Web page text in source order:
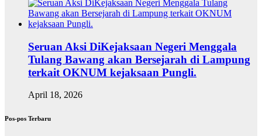
Seruan Aksi DiKejaksaan Negeri Menggala
Tulang Bawang akan Bersejarah di Lampung
terkait OKNUM kejaksaan Pungli.
April 18, 2026
Pos-pos Terbaru